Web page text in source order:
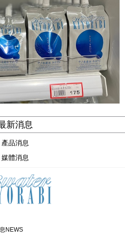
新消息
產品消息
媒體消息
NEWS